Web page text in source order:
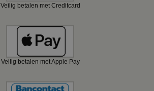
Veilig betalen met Creditcard
Veilig betalen met Apple Pay